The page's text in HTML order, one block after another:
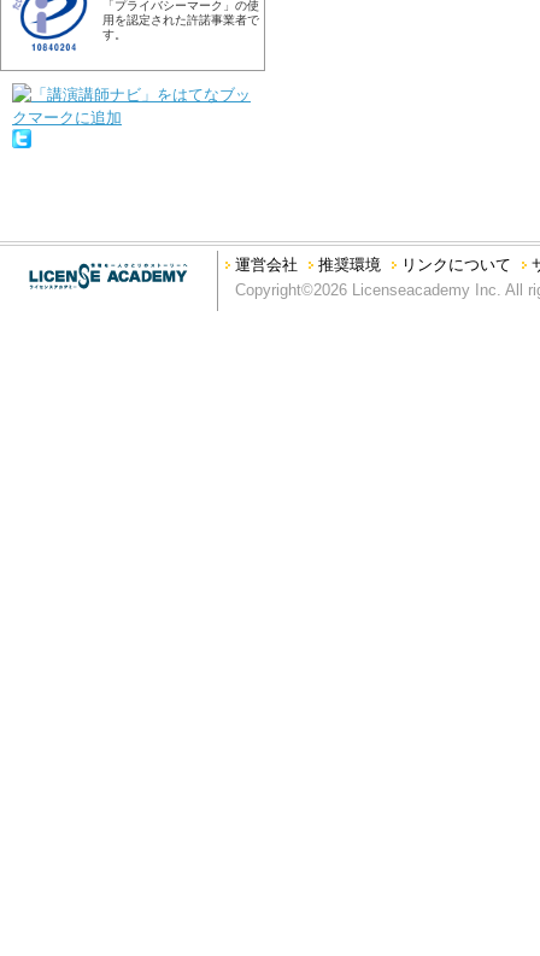
「プライバシーマーク」の使
用を認定された許諾事業者で
す。
運営会社 推奨環境 リンクについて
Copyright©2026 Licenseacademy Inc. All